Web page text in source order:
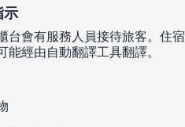
示
台會有服務人員接待旅客。住宿
能經由自動翻譯工具翻譯。